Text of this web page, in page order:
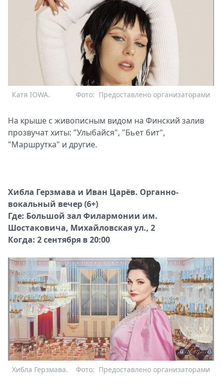
Катя IOWA. Предоставлено организаторами
Фото:
На крыше с живописным видом на Финский залив
прозвучат хиты: "Улыбайся", "Бьет бит",
"Маршрутка" и другие.
Хибла Герзмава и Иван Царёв. Органно-
вокальный вечер (6+)
Где: Большой зал Филармонии им.
Шостаковича, Михайловская ул., 2
Когда: 2 сентября в 20:00
Хибла Герзмава. Предоставлено организаторами
Фото: